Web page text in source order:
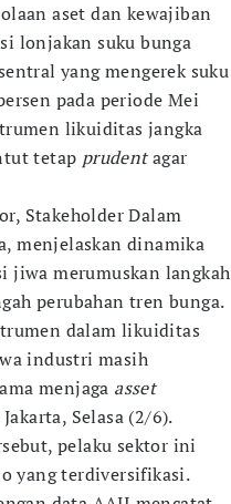
aset dan kewajiban
lonjakan suku bunga
yang mengerek suku
pada periode Mei
likuiditas jangka
tetap prudentagar
Stakeholder Dalam
menjelaskan dinamika
jiwa merumuskan langkah
perubahan tren bunga.
dalam likuiditas
industri masih
menjaga asset
Selasa (2/6).
pelaku sektor ini
yang terdiversifikasi.